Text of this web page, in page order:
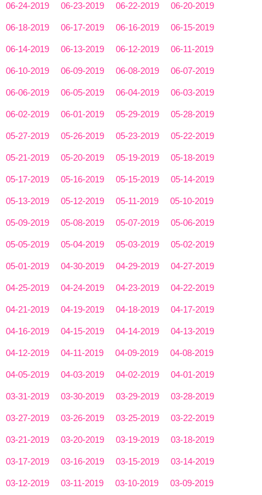
06-24-2019 06-23-2019 06-22-2019 06-20-2019
06-18-2019 06-17-2019 06-16-2019 06-15-2019
06-14-2019 06-13-2019 06-12-2019 06-11-2019
06-10-2019 06-09-2019 06-08-2019 06-07-2019
06-06-2019 06-05-2019 06-04-2019 06-03-2019
06-02-2019 06-01-2019 05-29-2019 05-28-2019
05-27-2019 05-26-2019 05-23-2019 05-22-2019
05-21-2019 05-20-2019 05-19-2019 05-18-2019
05-17-2019 05-16-2019 05-15-2019 05-14-2019
05-13-2019 05-12-2019 05-11-2019 05-10-2019
05-09-2019 05-08-2019 05-07-2019 05-06-2019
05-05-2019 05-04-2019 05-03-2019 05-02-2019
05-01-2019 04-30-2019 04-29-2019 04-27-2019
04-25-2019 04-24-2019 04-23-2019 04-22-2019
04-21-2019 04-19-2019 04-18-2019 04-17-2019
04-16-2019 04-15-2019 04-14-2019 04-13-2019
04-12-2019 04-11-2019 04-09-2019 04-08-2019
04-05-2019 04-03-2019 04-02-2019 04-01-2019
03-31-2019 03-30-2019 03-29-2019 03-28-2019
03-27-2019 03-26-2019 03-25-2019 03-22-2019
03-21-2019 03-20-2019 03-19-2019 03-18-2019
03-17-2019 03-16-2019 03-15-2019 03-14-2019
03-12-2019 03-11-2019 03-10-2019 03-09-2019